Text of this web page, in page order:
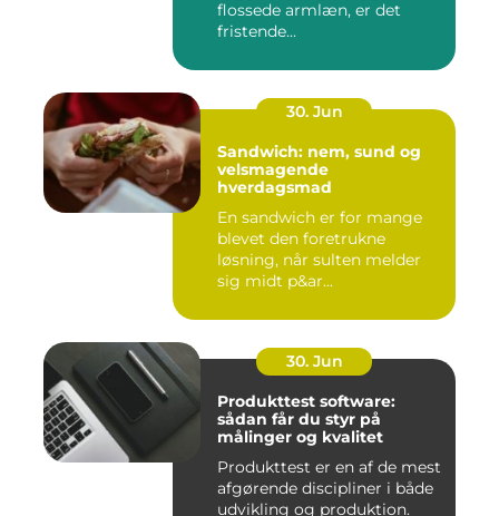
flossede armlæn, er det
fristende...
30. Jun
Sandwich: nem, sund og
velsmagende
hverdagsmad
En sandwich er for mange
blevet den foretrukne
løsning, når sulten melder
sig midt p&ar...
30. Jun
Produkttest software:
sådan får du styr på
målinger og kvalitet
Produkttest er en af de mest
afgørende discipliner i både
udvikling og produktion.